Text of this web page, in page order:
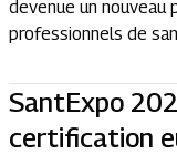
devenue un
professionnels de
SantExpo
certification